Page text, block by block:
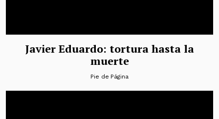
Javier Eduardo: tortura hasta la
muerte
Pie de Página